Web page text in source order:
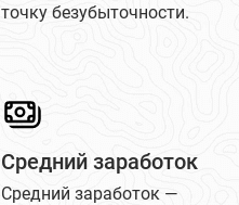
точку безубыточности.
Средний заработок
Средний заработок —